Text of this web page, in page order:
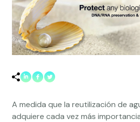
A medida que la reutilización de
adquiere cada vez más